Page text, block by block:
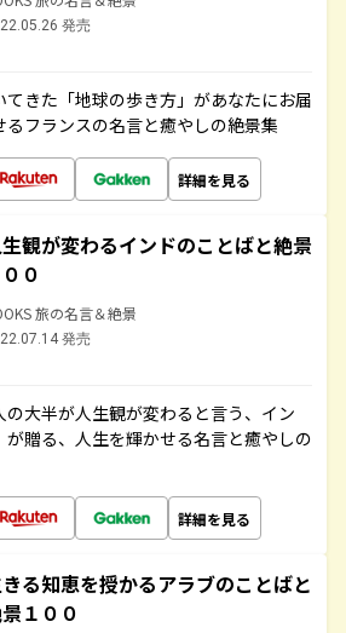
発売
きた「地球の歩き方」があなたにお届
るフランスの名言と癒やしの絶景集
詳細を見る
観が変わるインドのことばと絶景
０
旅の名言＆絶景
発売
大半が人生観が変わると言う、イン
が贈る、人生を輝かせる名言と癒やしの
詳細を見る
る知恵を授かるアラブのことばと
１００